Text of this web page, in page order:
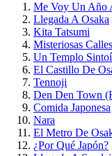
Me Voy Un Año
Llegada A Osaka
Kita Tatsumi
Misteriosas
Un Templo
El Castillo De
Tennoji
Den Den Town
Comida Japonesa
Nara
El Metro De
¿Por Qué Japón?